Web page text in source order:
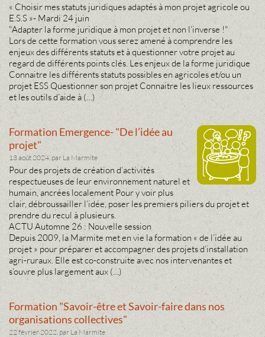
« Choisir mes statuts juridiques adaptés à mon projet agricole ou
E.S.S »- Mardi 24 juin
"Adapter la forme juridique à mon projet et non l’inverse !"
Lors de cette formation vous serez amené à comprendre les
enjeux des différents statuts et à questionner votre projet au
regard de différents points clés. Les enjeux de la forme juridique
Connaitre les différents statuts possibles en agricoles et/ou un
projet ESS Questionner son projet Connaitre les lieux ressources
et les outils d’aide à (…)
Formation Emergence- "De l’idée au
projet"
13 août 2024, par La Marmite
Pour des projets de création d’activités
respectueuses de leur environnement naturel et
humain, ancrées localement Pour y voir plus
clair, débroussailler l’idée, poser les premiers piliers du projet et
prendre du recul à plusieurs.
ACTU Automne 26 : Nouvelle session
Depuis 2009, la Marmite met en vie la formation « de l’idée au
projet » pour préparer et accompagner des projets d’installation
agri-ruraux. Elle est co-construite avec nos intervenantes et
s’ouvre plus largement aux (…)
Formation "Savoir-être et Savoir-faire dans nos
organisations collectives"
22 février 2022, par La Marmite